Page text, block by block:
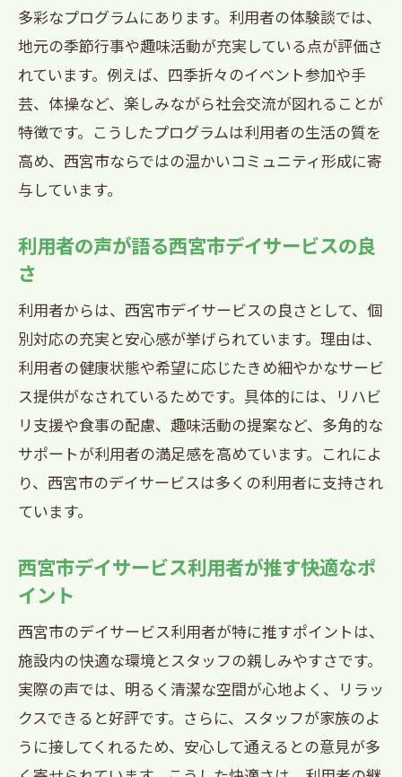
多彩なプログラムにあります。利用者の体験談では、
地元の季節行事や趣味活動が充実している点が評価さ
れています。例えば、四季折々のイベント参加や手
芸、体操など、楽しみながら社会交流が図れることが
特徴です。こうしたプログラムは利用者の生活の質を
高め、西宮市ならではの温かいコミュニティ形成に寄
与しています。
利用者の声が語る西宮市デイサービスの良
さ
利用者からは、西宮市デイサービスの良さとして、個
別対応の充実と安心感が挙げられています。理由は、
利用者の健康状態や希望に応じたきめ細やかなサービ
ス提供がなされているためです。具体的には、リハビ
リ支援や食事の配慮、趣味活動の提案など、多角的な
サポートが利用者の満足感を高めています。これによ
り、西宮市のデイサービスは多くの利用者に支持され
ています。
西宮市デイサービス利用者が推す快適なポ
イント
西宮市のデイサービス利用者が特に推すポイントは、
施設内の快適な環境とスタッフの親しみやすさです。
実際の声では、明るく清潔な空間が心地よく、リラッ
クスできると好評です。さらに、スタッフが家族のよ
うに接してくれるため、安心して通えるとの意見が多